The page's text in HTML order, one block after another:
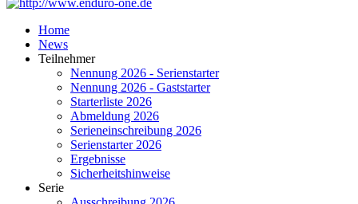
Home
News
Teilnehmer
Nennung 2026 - Serienstarter
Nennung 2026 - Gaststarter
Starterliste 2026
Abmeldung 2026
Serieneinschreibung 2026
Serienstarter 2026
Ergebnisse
Sicherheitshinweise
Serie